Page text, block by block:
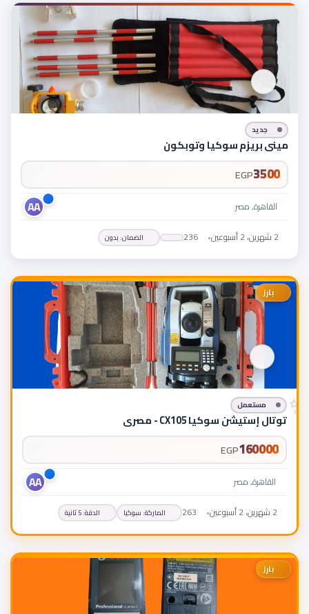
جديد
مينى بريزم سوكيا وتوبكون
3500
EGP
القاهرة, مصر AA
2 شهرين، 2 أسبوعين •
236 الضمان: بدون
بارز
مستعمل
توتال إستيشن سوكيا CX105 - مصرى
160000
EGP
القاهرة, مصر AA
2 شهرين، 2 أسبوعين •
263 الماركة: سوكيا الدقة:5 ثانية
بارز